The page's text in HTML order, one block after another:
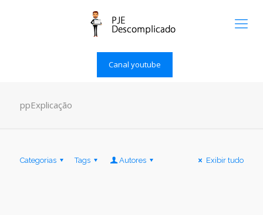
Canal youtube
ppExplicação
Categorias Tags Autores Exibir tudo